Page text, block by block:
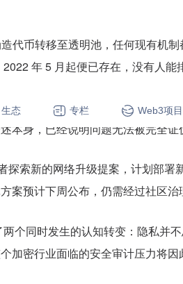
生态 专栏 Web3项目
代币转移至透明池，任何现有机
年 5 月起便已存在，没有人能
：漏洞四年未被公开发现说明
本身，已经说明问题无法被完全证
索新的网络升级提案，计划部
案预计下周公布，仍需经过社区治
个同时发生的认知转变：隐私并
加密行业面临的安全审计压力将因